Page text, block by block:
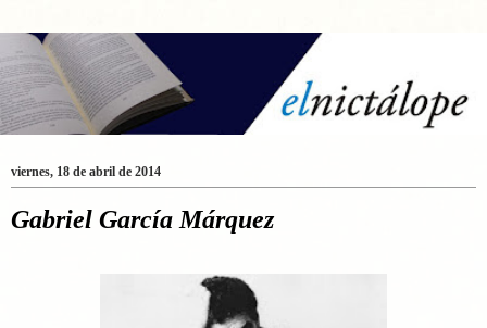
viernes, 18 de abril de 2014
Gabriel García Márquez